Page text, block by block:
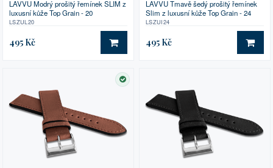
LAVVU Modrý prošitý řemínek SLIM z
luxusní kůže Top Grain - 20
LSZUL20
495 Kč DO KOŠÍKU
LAVVU Tmavě šedý prošitý řemínek
Slim z luxusní kůže Top Grain - 24
LSZUI24
495 Kč DO
SKLADEM